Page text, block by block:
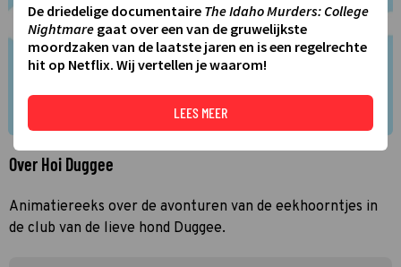
Over Hoi Duggee
Animatiereeks over de avonturen van de eekhoorntjes in
de club van de lieve hond Duggee.
De driedelige documentaire The Idaho Murders: College
Nightmare gaat over een van de gruwelijkste
moordzaken van de laatste jaren en is een regelrechte
hit op Netflix. Wij vertellen je waarom!
LEES MEER